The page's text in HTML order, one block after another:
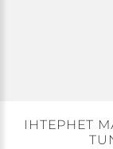
ІНТЕРНЕТ